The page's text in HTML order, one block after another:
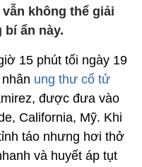
không thể giải
ẩn này.
15 phút tối ngày 19
ung thư cổ tử
được đưa vào
California, Mỹ. Khi
táo nhưng hơi thở
và huyết áp tụt